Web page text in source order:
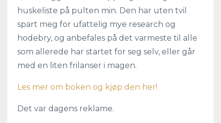
huskeliste på pulten min. Den har uten tvil
spart meg for ufattelig mye research og
hodebry, og anbefales på det varmeste til alle
som allerede har startet for seg selv, eller går
med en liten frilanser i magen.
Les mer om boken og kjøp den her!
Det var dagens reklame.